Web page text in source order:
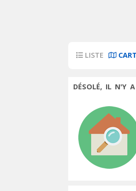
LISTE
DÉSOLÉ, IL N'Y